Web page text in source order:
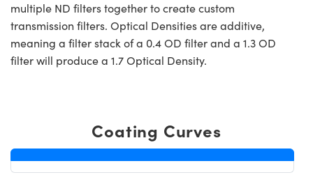
multiple ND filters together to create custom
transmission filters. Optical Densities are additive,
meaning a filter stack of a 0.4 OD filter and a 1.3 OD
filter will produce a 1.7 Optical Density.
Coating Curves